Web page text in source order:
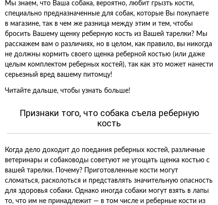
Мы знаем, что Ваша собака, вероятно, любит грызть кости,
специально предназначенные для собак, которые Вы покупаете
в магазине, так в чем же разница между этим и тем, чтобы
бросить Вашему щенку реберную кость из Вашей тарелки? Мы
расскажем вам о различиях, но в целом, как правило, вы никогда
не должны кормить своего щенка реберной костью (или даже
целым комплектом реберных костей), так как это может нанести
серьезный вред вашему питомцу!
Читайте дальше, чтобы узнать больше!
Признаки того, что собака съела реберную
кость
Когда дело доходит до поедания реберных костей, различные
ветеринары и собаководы советуют не угощать щенка костью с
вашей тарелки. Почему? Приготовленные кости могут
сломаться, расколоться и представлять значительную опасность
для здоровья собаки. Однако иногда собаки могут взять в лапы
то, что им не принадлежит — в том числе и реберные кости из